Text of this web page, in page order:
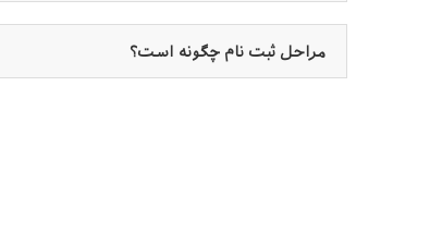
مراحل ثبت نام چگونه است؟